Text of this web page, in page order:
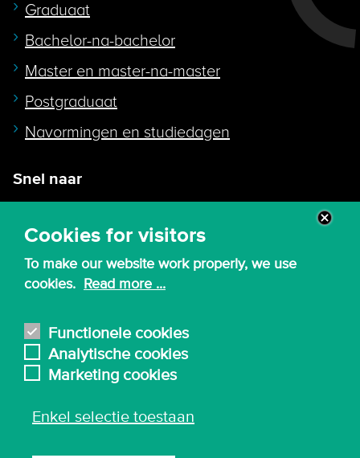
Cookies for visitors
To make our website work properly, we use
cookies. Read more ...
Functionele cookies
Analytische cookies
Marketing cookies
Enkel selectie toestaan
Graduaat
Bachelor-na-bachelor
Master en master-na-master
Postgraduaat
Navormingen en studiedagen
Snel naar
Webmail
Canvas
Bibliotheek
English